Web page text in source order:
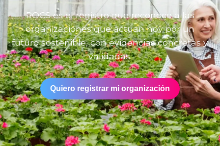
ROCS es el registro que reconoce a las
organizaciones que actúan hoy por un
futuro sostenible, con evidencias concretas y
validadas.
Quiero registrar mi organización